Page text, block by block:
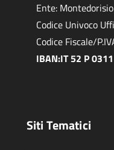
Ente:
Codice Univoco
Codice Fiscale/
IBAN:IT 52 P
Siti Tematici